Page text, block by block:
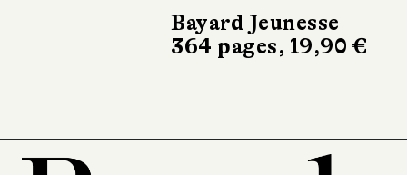
Bayard Jeunesse
364 pages, 19,90 €